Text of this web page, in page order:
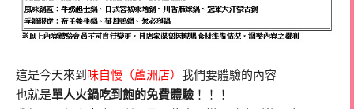
這是今天來到 味自慢（蘆洲店） 我們要體驗的內容
也就是單人火鍋吃到飽的免費體驗 ！！！